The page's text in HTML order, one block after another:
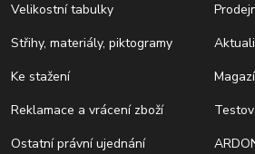
Velikostní tabulky
Střihy, materiály, piktogramy
Ke stažení
Reklamace a vrácení zboží
Ostatní právní ujednání